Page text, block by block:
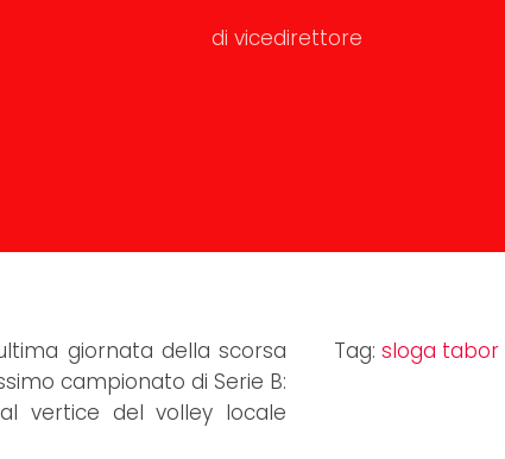
di vicedirettore
giornata della scorsa
campionato di Serie B:
vertice del volley locale
Tag: sloga tabor